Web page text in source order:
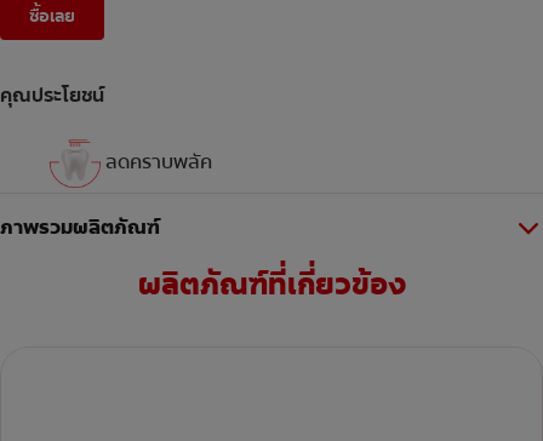
ซื้อเลย
คุณประโยชน์
ลดคราบพลัค
ภาพรวมผลิตภัณฑ์
ผลิตภัณฑ์ที่เกี่ยวข้อง